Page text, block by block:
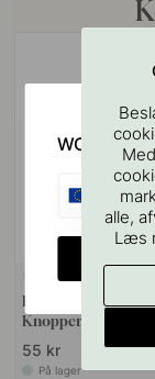
Boreskabelonen til
Knopper
55 kr
På lager
alle,
Læs
WOULD
EU